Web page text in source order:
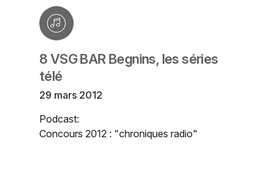
8 VSG BAR Begnins, les séries
télé
29 mars 2012
Podcast:
Concours 2012 : "chroniques radio"